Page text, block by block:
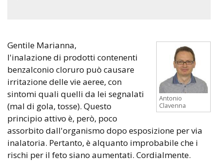
Antonio
Clavenna
Gentile Marianna,
l'inalazione di prodotti contenenti
benzalconio cloruro può causare
irritazione delle vie aeree, con
sintomi quali quelli da lei segnalati
(mal di gola, tosse). Questo
principio attivo è, però, poco
assorbito dall'organismo dopo esposizione per via
inalatoria. Pertanto, è alquanto improbabile che i
rischi per il feto siano aumentati. Cordialmente.